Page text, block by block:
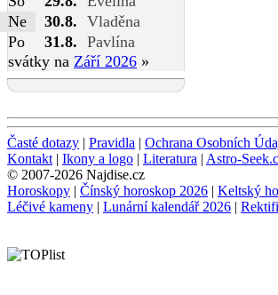
Ne
30.8. Vladěna
Po
31.8. Pavlína
svátky na Září 2026 »
Časté dotazy | Pravidla | Ochrana Osobních
Kontakt | Ikony a logo | Literatura | Astro-
© 2007-2026 Najdise.cz
Horoskopy | Čínský horoskop 2026 | Keltský
Léčivé kameny | Lunární kalendář 2026 |